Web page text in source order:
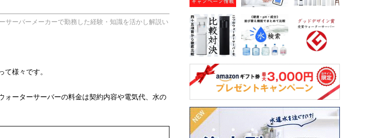
サーバーメーカーで勤務した経験・知識を活かし解説い
様々です。
ーターサーバーの料金は契約内容や電気代、水の